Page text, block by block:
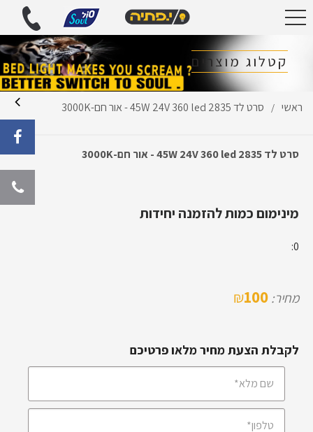
קטלוג מוצרים
ראשי / סרט לד 45W 24V 360 led 2835 - אור חם-3000K
סרט לד 45W 24V 360 led 2835 - אור חם-3000K
מינימום כמות להזמנה יחידות
0:
מחיר: 100
₪
לקבלת הצעת מחיר מלאו פרטיכם